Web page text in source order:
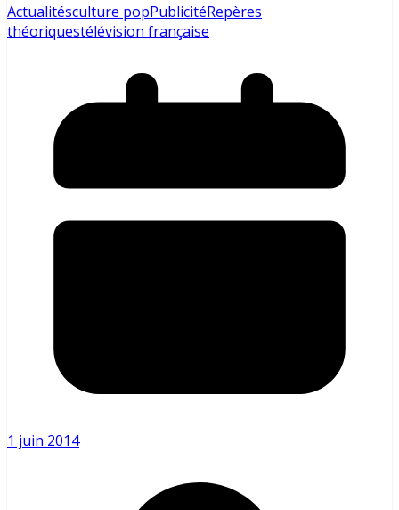
Actualitésculture popPublicitéRepères
théoriquestélévision française
1 juin 2014